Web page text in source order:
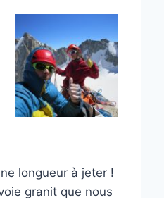
longueur à jeter !
granit que nous